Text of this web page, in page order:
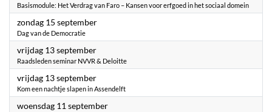
Basismodule: Het Verdrag van Faro – Kansen voor erfgoed in het sociaal domein
zondag 15 september2024
Dag van de Democratie
vrijdag 13 september2024
Raadsleden seminar NVVR & Deloitte
vrijdag 13 september2024
Kom een nachtje slapen in Assendelft
woensdag 11 september2024